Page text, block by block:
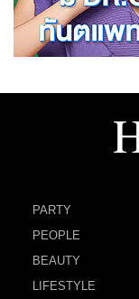
PARTY
PEOPLE
BEAUTY
LIFESTYLE